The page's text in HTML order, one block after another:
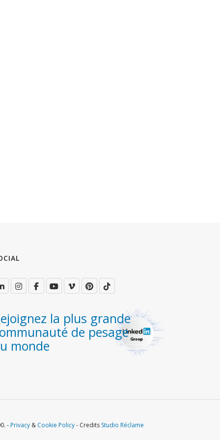
la plus grande
de pesage
monde
-Privacy & Cookie Policy- Credits Studio Réclame